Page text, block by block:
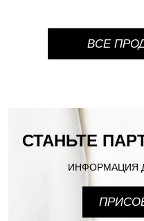
ВСЕ
СТАНЬТЕ
ИНФОРМАЦИЯ